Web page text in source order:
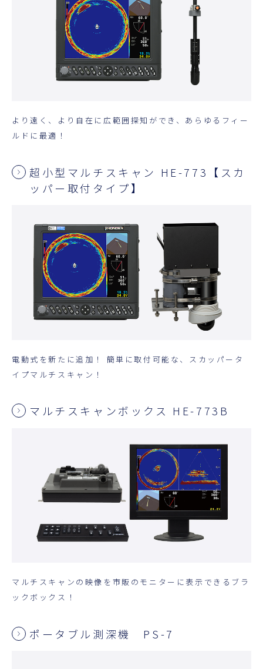
より遠く、より自在に広範囲探知ができ、あらゆるフィー
ルドに最適！
超小型マルチスキャン HE-773【スカ
ッパー取付タイプ】
電動式を新たに追加！ 簡単に取付可能な、スカッパータ
イプマルチスキャン！
マルチスキャンボックス HE-773B
マルチスキャンの映像を市販のモニターに表示できるブラ
ックボックス！
ポータブル測深機 PS-7